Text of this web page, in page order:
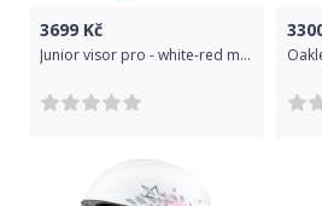
3699 Kč
Junior visor pro - white-red mat 54-56